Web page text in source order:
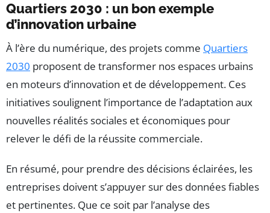
Quartiers 2030 : un bon exemple
d’innovation urbaine
À l’ère du numérique, des projets comme Quartiers
2030 proposent de transformer nos espaces urbains
en moteurs d’innovation et de développement. Ces
initiatives soulignent l’importance de l’adaptation aux
nouvelles réalités sociales et économiques pour
relever le défi de la réussite commerciale.
En résumé, pour prendre des décisions éclairées, les
entreprises doivent s’appuyer sur des données fiables
et pertinentes. Que ce soit par l’analyse des